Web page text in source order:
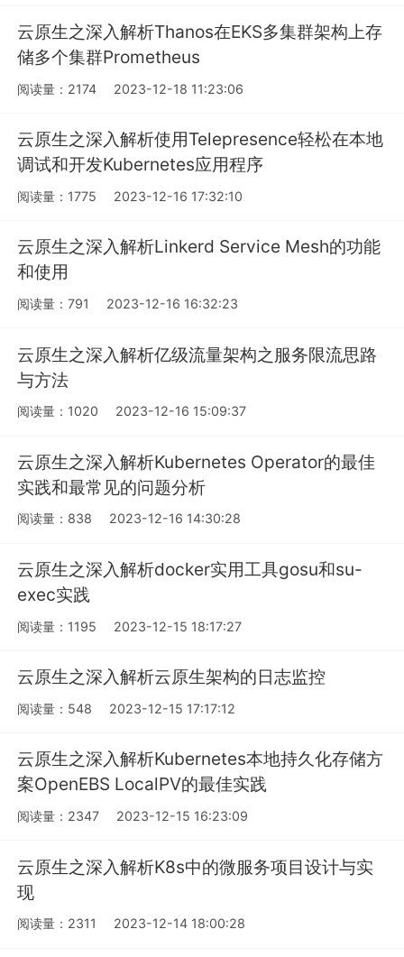
云原生之深入解析Thanos在EKS多集群架构上存
储多个集群Prometheus
阅读量：2174 2023-12-18 11:23:06
云原生之深入解析使用Telepresence轻松在本地
调试和开发Kubernetes应用程序
阅读量：1775 2023-12-16 17:32:10
云原生之深入解析Linkerd Service Mesh的功能
和使用
阅读量：791 2023-12-16 16:32:23
云原生之深入解析亿级流量架构之服务限流思路
与方法
阅读量：1020 2023-12-16 15:09:37
云原生之深入解析Kubernetes Operator的最佳
实践和最常见的问题分析
阅读量：838 2023-12-16 14:30:28
云原生之深入解析docker实用工具gosu和su-
exec实践
阅读量：1195 2023-12-15 18:17:27
云原生之深入解析云原生架构的日志监控
阅读量：548 2023-12-15 17:17:12
云原生之深入解析Kubernetes本地持久化存储方
案OpenEBS LocalPV的最佳实践
阅读量：2347 2023-12-15 16:23:09
云原生之深入解析K8s中的微服务项目设计与实
现
阅读量：2311 2023-12-14 18:00:28